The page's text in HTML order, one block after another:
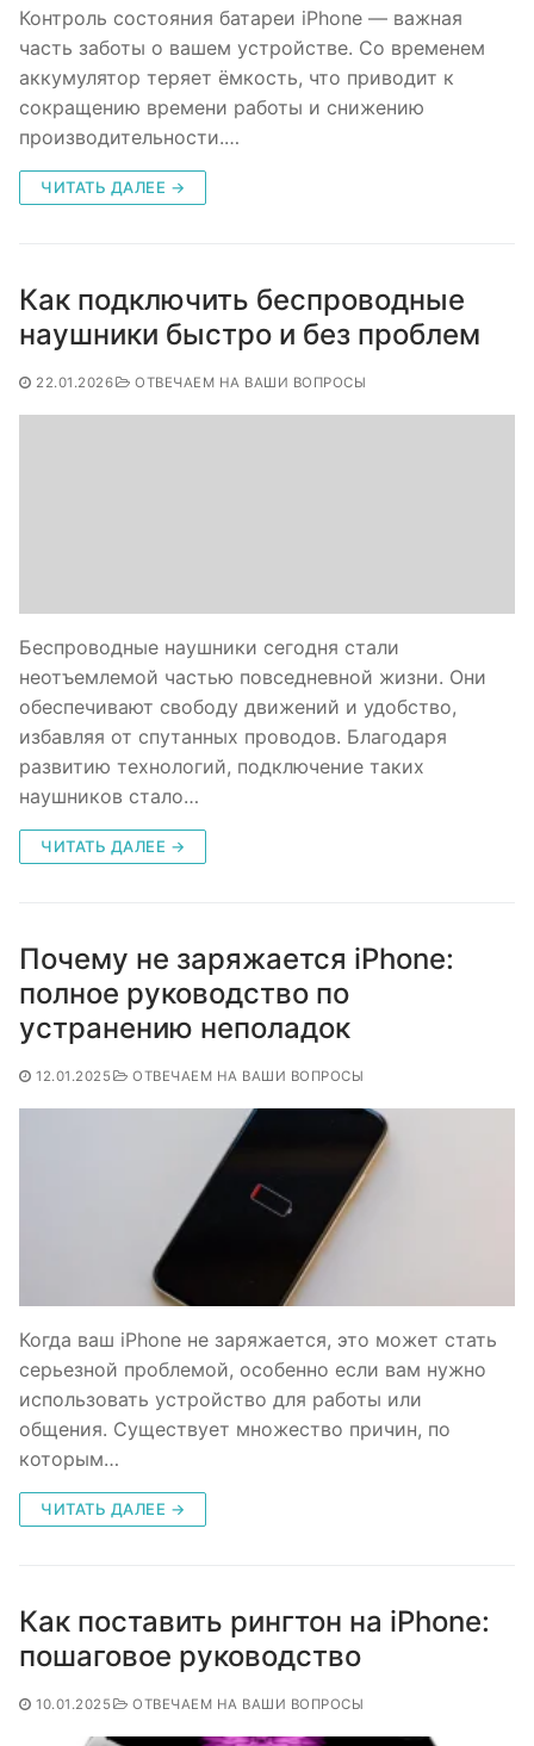
Контроль состояния батареи iPhone — важная
часть заботы о вашем устройстве. Со временем
аккумулятор теряет ёмкость, что приводит к
сокращению времени работы и снижению
производительности.…
ЧИТАТЬ ДАЛЕЕ →
Как подключить беспроводные
наушники быстро и без проблем
22.01.2026 ОТВЕЧАЕМ НА ВАШИ ВОПРОСЫ
Беспроводные наушники сегодня стали
неотъемлемой частью повседневной жизни. Они
обеспечивают свободу движений и удобство,
избавляя от спутанных проводов. Благодаря
развитию технологий, подключение таких
наушников стало…
ЧИТАТЬ ДАЛЕЕ →
Почему не заряжается iPhone:
полное руководство по
устранению неполадок
12.01.2025 ОТВЕЧАЕМ НА ВАШИ ВОПРОСЫ
Когда ваш iPhone не заряжается, это может стать
серьезной проблемой, особенно если вам нужно
использовать устройство для работы или
общения. Существует множество причин, по
которым…
ЧИТАТЬ ДАЛЕЕ →
Как поставить рингтон на iPhone:
пошаговое руководство
10.01.2025 ОТВЕЧАЕМ НА ВАШИ ВОПРОСЫ